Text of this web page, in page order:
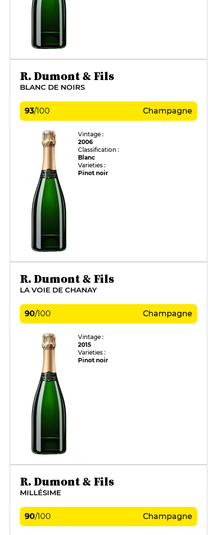
R. Dumont & Fils
BLANC DE NOIRS
93/100 Champagne
Vintage :
2006
Classification :
Blanc
Varieties :
Pinot noir
R. Dumont & Fils
LA VOIE DE CHANAY
90/100 Champagne
Vintage :
2015
Varieties :
Pinot noir
R. Dumont & Fils
MILLÉSIME
90/100 Champagne